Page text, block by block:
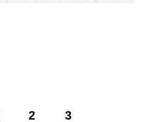
2 3